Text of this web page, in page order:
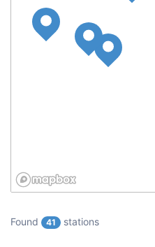
Found 41 stations